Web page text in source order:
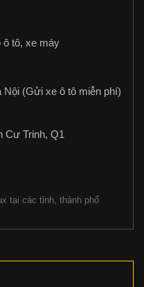
ô tô, xe máy
(Gửi xe ô tô miễn phí)
Cư Trinh, Q1
tại các tỉnh, thành phố